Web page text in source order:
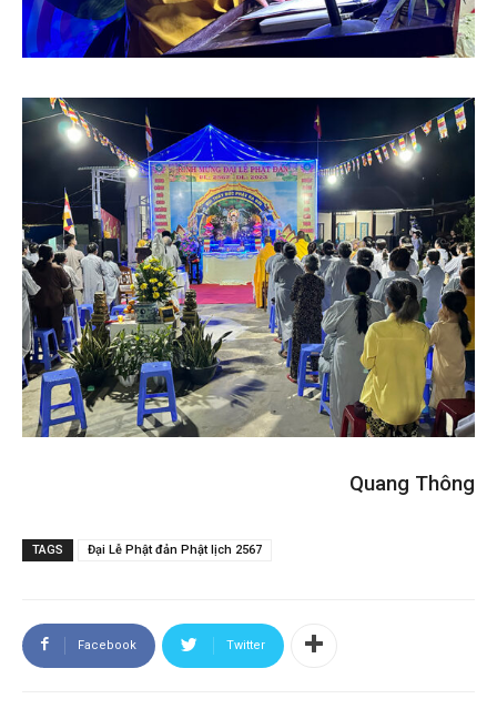
Quang Thông
TAGS Đại Lễ Phật đản Phật lịch 2567
Facebook Twitter